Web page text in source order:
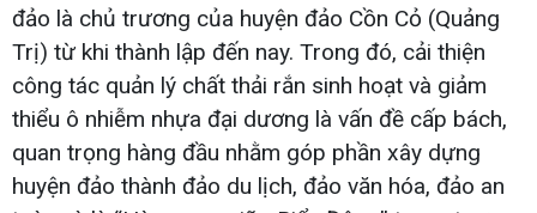
đảo là chủ trương của huyện đảo Cồn Cỏ (Quảng
Trị) từ khi thành lập đến nay. Trong đó, cải thiện
công tác quản lý chất thải rắn sinh hoạt và giảm
thiểu ô nhiễm nhựa đại dương là vấn đề cấp bách,
quan trọng hàng đầu nhằm góp phần xây dựng
huyện đảo thành đảo du lịch, đảo văn hóa, đảo an